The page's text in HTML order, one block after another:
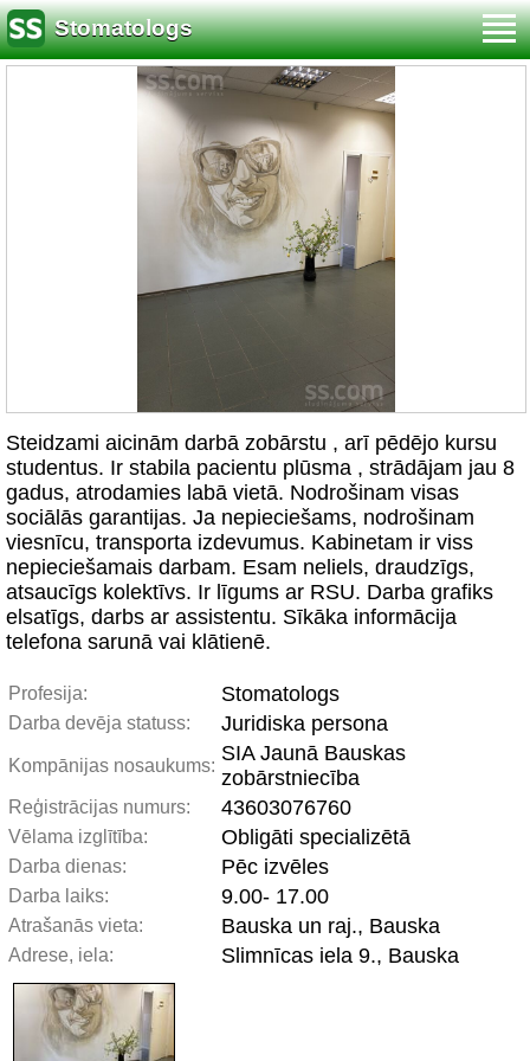
Stomatologs
Steidzami aicinām darbā zobārstu , arī pēdējo kursu
studentus. Ir stabila pacientu plūsma , strādājam jau 8
gadus, atrodamies labā vietā. Nodrošinam visas
sociālās garantijas. Ja nepieciešams, nodrošinam
viesnīcu, transporta izdevumus. Kabinetam ir viss
nepieciešamais darbam. Esam neliels, draudzīgs,
atsaucīgs kolektīvs. Ir līgums ar RSU. Darba grafiks
elsatīgs, darbs ar assistentu. Sīkāka informācija
telefona sarunā vai klātienē.
Profesija: Stomatologs
Darba devēja statuss: Juridiska persona
Kompānijas nosaukums:
SIA Jaunā Bauskas
zobārstniecība
Reģistrācijas numurs: 43603076760
Vēlama izglītība: Obligāti specializētā
Darba dienas: Pēc izvēles
Darba laiks: 9.00- 17.00
Atrašanās vieta: Bauska un raj., Bauska
Adrese, iela: Slimnīcas iela 9., Bauska